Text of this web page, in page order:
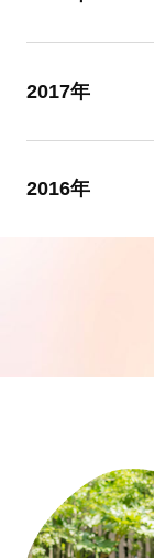
2017年
2016年